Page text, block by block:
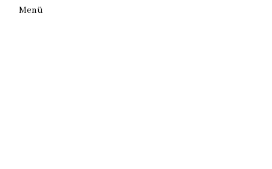
Menü